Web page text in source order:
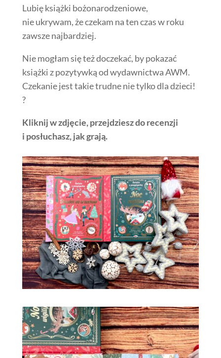
Lubię książki bożonarodzeniowe,
nie ukrywam, że czekam na ten czas w roku
zawsze najbardziej.
Nie mogłam się też doczekać, by pokazać
książki z pozytywką od wydawnictwa AWM.
Czekanie jest takie trudne nie tylko dla dzieci!
?
Kliknij w zdjęcie, przejdziesz do recenzji
i posłuchasz, jak grają.